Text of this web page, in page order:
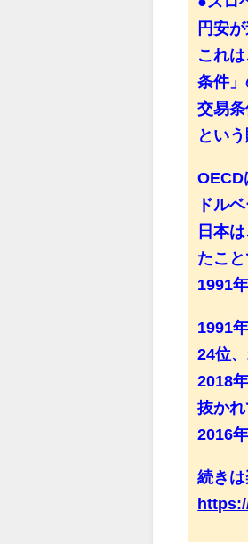
円安
これ
条件」
交易
とい
OECD
ドル
日本
たこ
1991
1991
24位
2018
抜かれ
2016
続き